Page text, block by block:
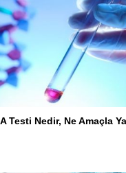
Testi Nedir, Ne Amaçla